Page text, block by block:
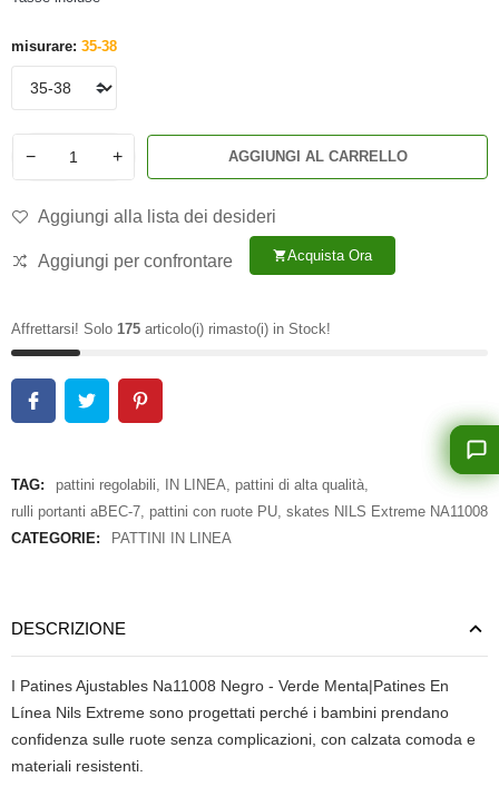
misurare: 35-38
− + AGGIUNGI AL CARRELLO
Aggiungi alla lista dei desideri
Aggiungi per confrontare shopping_cartAcquista Ora
Affrettarsi! Solo 175 articolo(i) rimasto(i) in Stock!
TAG: pattini regolabili IN LINEA pattini di alta qualità
rulli portanti aBEC-7 pattini con ruote PU skates NILS Extreme NA11008
CATEGORIE:
PATTINI IN LINEA
DESCRIZIONE
I Patines Ajustables Na11008 Negro - Verde Menta|Patines En
Línea Nils Extreme sono progettati perché i bambini prendano
confidenza sulle ruote senza complicazioni, con calzata comoda e
materiali resistenti.